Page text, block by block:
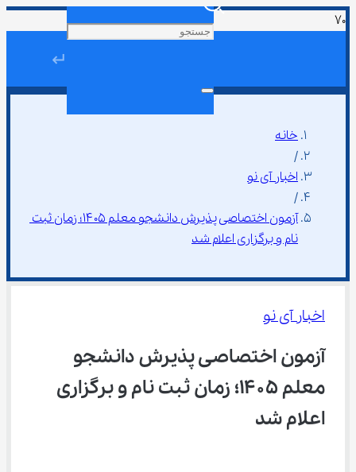
↵
خانه
/
اخبار آی نو
/
آزمون اختصاصی پذیرش دانشجو معلم ۱۴۰۵؛ زمان ثبت
‌نام و برگزاری اعلام شد
اخبار آی نو
آزمون اختصاصی پذیرش دانشجو
معلم ۱۴۰۵؛ زمان ثبت ‌نام و برگزاری
اعلام شد